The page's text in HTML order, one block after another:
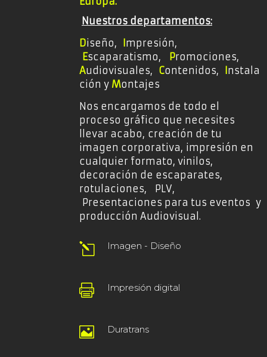
Nuestros departamentos:
Diseño,
mpresión,
Escaparatismo, Promociones,
Audiovisuales, Contenidos,
nstala
ción y Montajes
Nos encargamos de todo el
proceso gráfico que necesites
llevar acabo, creación de tu
imagen corporativa, impresión en
cualquier formato, vinilos,
decoración de escaparates,
rotulaciones, PLV,
Presentaciones para tus eventos y
producción Audiovisual.
l Imagen - Diseño
 Impresión digital
 Duratrans